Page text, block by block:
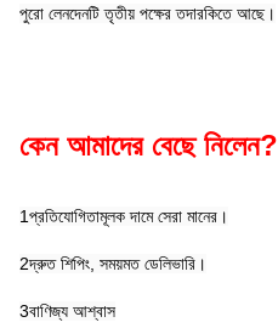
পুরো লেনদেনটি তৃতীয় পক্ষের তদারকিতে আছে।
কেন আমাদের বেছে নিলেন?
1প্রতিযোগিতামূলক দামে সেরা মানের।
2দ্রুত শিপিং, সময়মত ডেলিভারি।
3বাণিজ্য আশ্বাস